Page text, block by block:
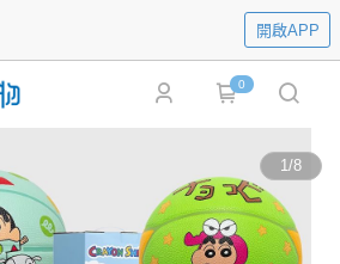
開啟APP
0
1/8